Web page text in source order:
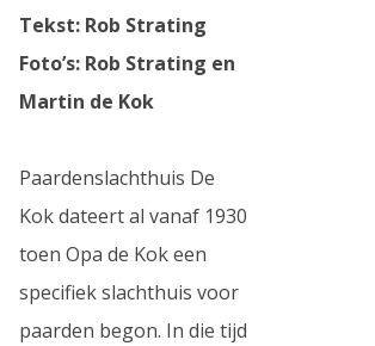
Tekst: Rob Strating
Foto’s: Rob Strating en
Martin de Kok
Paardenslachthuis De
Kok dateert al vanaf 1930
toen Opa de Kok een
specifiek slachthuis voor
paarden begon. In die tijd